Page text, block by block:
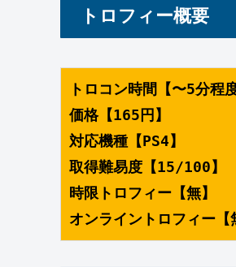
トロフィー概要
トロコン時間【〜5分程度
価格【165円】
対応機種【PS4】
取得難易度【15/100】
時限トロフィー【無】
オンライントロフィー【